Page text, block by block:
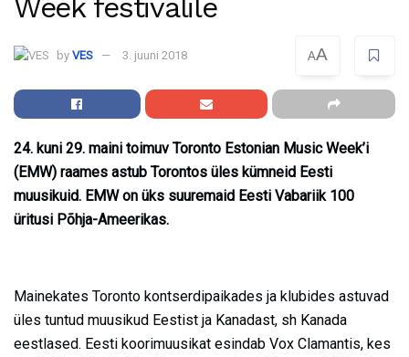
Week festivalile
by VES 3. juuni 2018 AA
24. kuni 29. maini toimuv Toronto Estonian Music Week’i
(EMW) raames astub Torontos üles kümneid Eesti
muusikuid. EMW on üks suuremaid Eesti Vabariik 100
üritusi Põhja-Ameerikas.
Mainekates Toronto kontserdipaikades ja klubides astuvad
üles tuntud muusikud Eestist ja Kanadast, sh Kanada
eestlased. Eesti koorimuusikat esindab Vox Clamantis, kes